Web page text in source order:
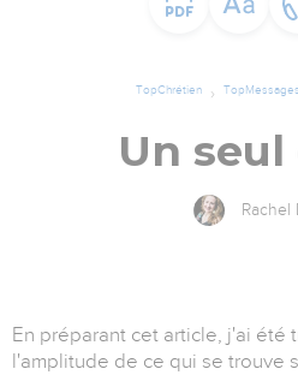
TopChrétien TopMessages
Un
Rachel
En préparant cet article, j'ai été
l'amplitude de ce qui se trouve